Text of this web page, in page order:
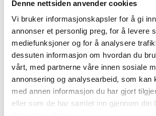
Denne nettsiden anvender cookies
Vi bruker informasjonskapsler for å gi
annonser et personlig preg, for å levere
mediefunksjoner og for å analysere
dessuten informasjon om hvordan du
vårt, med partnerne våre innen sosiale
annonsering og analysearbeid, som kan
med annen informasjon du har gjort
eller som de har samlet inn gjennom din
investeringsmuligheter i kvalitetsselskaper
utviklingspotensial.
- Vi er primært majoritetseier i selskapene
støtte gründere med erfaring og kapital til
nasjonale og internasjonale
Madsen.